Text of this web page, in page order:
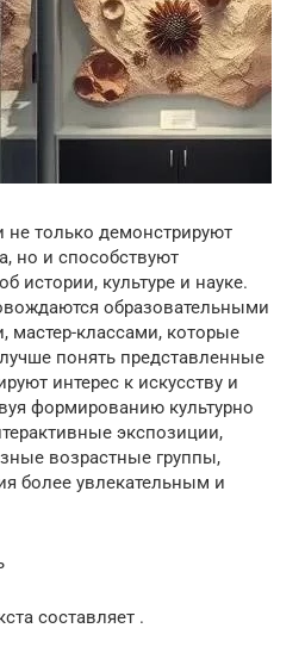
только демонстрируют
но и способствуют
истории, культуре и науке.
образовательными
мастер-классами, которые
понять представленные
интерес к искусству и
формированию культурно
экспозиции,
возрастные группы,
более увлекательным и
составляет .